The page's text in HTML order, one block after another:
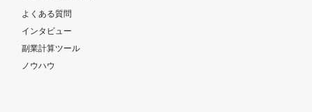
よくある質問
インタビュー
副業計算ツール
ノウハウ